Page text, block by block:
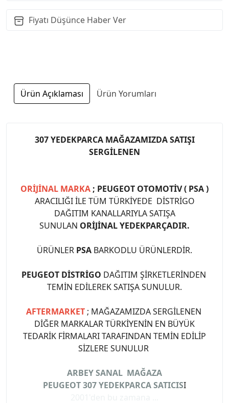
Fiyatı Düşünce Haber Ver
Ürün Açıklaması Ürün Yorumları
307 YEDEKPARCA MAĞAZAMIZDA SATIŞI
SERGİLENEN
ORİJİNAL MARKA ; PEUGEOT OTOMOTİV ( PSA )
ARACILIĞI İLE TÜM TÜRKİYEDE DİSTRİGO
DAĞITIM KANALLARIYLA SATIŞA
SUNULAN ORİJİNAL YEDEKPARÇADIR.
ÜRÜNLER PSA BARKODLU ÜRÜNLERDİR.
PEUGEOT DİSTRİGO DAĞITIM ŞİRKETLERİNDEN
TEMİN EDİLEREK SATIŞA SUNULUR.
AFTERMARKET ; MAĞAZAMIZDA SERGİLENEN
DİĞER MARKALAR TÜRKİYENİN EN BÜYÜK
TEDARİK FİRMALARI TARAFINDAN TEMİN EDİLİP
SİZLERE SUNULUR
ARBEY SANAL MAĞAZA
PEUGEOT 307 YEDEKPARCA SATICISI